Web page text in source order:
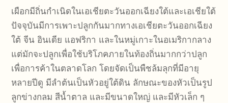
เผือกมีถิ่นกำเนิดในเอเชียตะวันออกเฉียงใต้และเอเชียใต้
ปัจจุบันมีการเพาะปลูกกันมากทางเอเชียตะวันออกเฉียง
ใต้ จีน อินเดีย แอฟริกา และในหมู่เกาะในอเมริกากลาง
แต่มักจะปลูกเพื่อใช้บริโภคภายในท้องถิ่นมากกว่าปลูก
เพื่อการค้าในตลาดโลก โดยจัดเป็นพืชล้มลุกที่มีอายุ
หลายปีดู มีลำต้นเป็นหัวอยู่ใต้ดิน ลักษณะของหัวเป็นรูป
ลูกข่างกลม สีน้ำตาล และมีขนาดใหญ่ และมีหัวเล็ก ๆ